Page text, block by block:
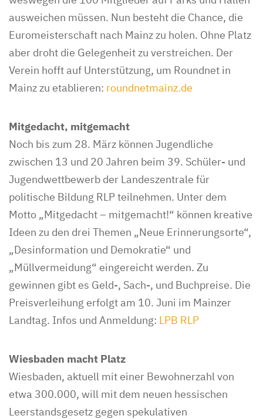
ausweichen müssen. Nun besteht die Chance, die
Euromeisterschaft nach Mainz zu holen. Ohne Platz
aber droht die Gelegenheit zu verstreichen. Der
Verein hofft auf Unterstützung, um Roundnet in
Mainz zu etablieren: roundnetmainz.de
Mitgedacht, mitgemacht
Noch bis zum 28. März können Jugendliche
zwischen 13 und 20 Jahren beim 39. Schüler- und
Jugendwettbewerb der Landeszentrale für
politische Bildung RLP teilnehmen. Unter dem
Motto „Mitgedacht – mitgemacht!“ können kreative
Ideen zu den drei Themen „Neue Erinnerungsorte“,
„Desinformation und Demokratie“ und
„Müllvermeidung“ eingereicht werden. Zu
gewinnen gibt es Geld-, Sach-, und Buchpreise. Die
Preisverleihung erfolgt am 10. Juni im Mainzer
Landtag. Infos und Anmeldung: LPB RLP
Wiesbaden macht Platz
Wiesbaden, aktuell mit einer Bewohnerzahl von
etwa 300.000, will mit dem neuen hessischen
Leerstandsgesetz gegen spekulativen